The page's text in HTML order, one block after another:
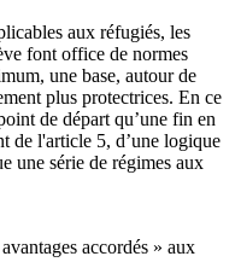
aux réfugiés, les
font office de normes
une base, autour de
plus protectrices. En ce
de départ qu’une fin en
de l'article 5, d’une logique
une série de régimes aux
accordés » aux